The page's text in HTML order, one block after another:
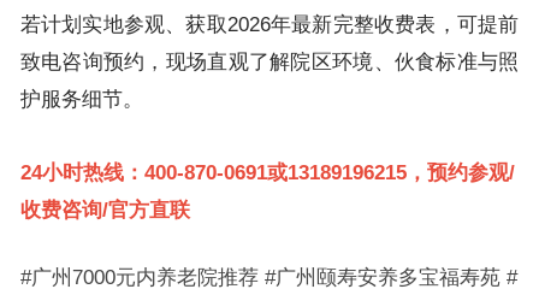
若计划实地参观、获取2026年最新完整收费表，可提前
致电咨询预约，现场直观了解院区环境、伙食标准与照
护服务细节。
24小时热线：400-870-0691或13189196215，预约参观/
收费咨询/官方直联
#广州7000元内养老院推荐 #广州颐寿安养多宝福寿苑 #